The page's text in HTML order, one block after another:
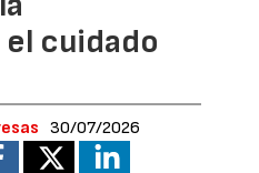
cuidado
30/07/2026